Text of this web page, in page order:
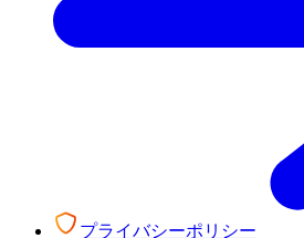
プライバシーポリシー